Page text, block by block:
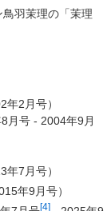
鳥羽茉理の「茉理
年2月号）
月号 - 2004年9月
年7月号）
年9月号）
[4]